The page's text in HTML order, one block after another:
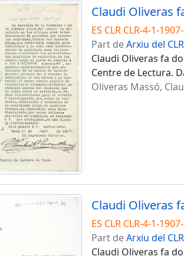
Claudi Oliveras
ES CLR CLR-4-1-
Part deArxiu del CLR
Claudi Oliveras fa
Centre de Lectura.
Oliveras Massó,
Claudi Oliveras
ES CLR CLR-4-1-
Part deArxiu del CLR
Claudi Oliveras fa